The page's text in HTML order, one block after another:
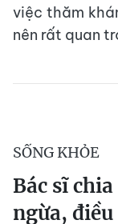
việc thăm
nên rất quan
SỐNG KHỎE
Bác sĩ
ngừa,